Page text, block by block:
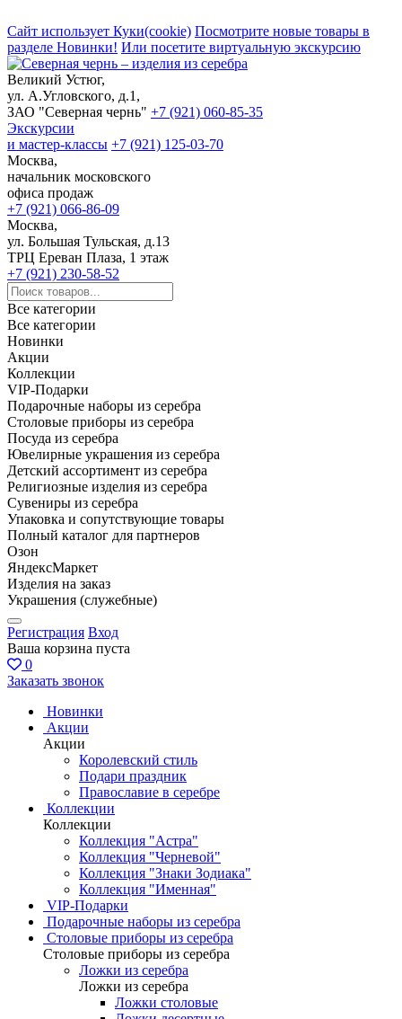
Сайт использует Куки(cookie) Посмотрите новые товары в
разделе Новинки! Или посетите виртуальную экскурсию
Великий Устюг,
ул. А.Угловского, д.1,
ЗАО "Северная чернь" +7 (921) 060-85-35
Экскурсии
и мастер-классы +7 (921) 125-03-70
Москва,
начальник московского
офиса продаж
+7 (921) 066-86-09
Москва,
ул. Большая Тульская, д.13
ТРЦ Ереван Плаза, 1 этаж
+7 (921) 230-58-52
Все категории
Все категории
Новинки
Акции
Коллекции
VIP-Подарки
Подарочные наборы из серебра
Столовые приборы из серебра
Посуда из серебра
Ювелирные украшения из серебра
Детский ассортимент из серебра
Религиозные изделия из серебра
Сувениры из серебра
Упаковка и сопутствующие товары
Полный каталог для партнеров
Озон
ЯндексМаркет
Изделия на заказ
Украшения (служебные)
Регистрация Вход
Ваша корзина пуста
0
Заказать звонок
Новинки
Акции
Акции
Королевский стиль
Подари праздник
Православие в серебре
Коллекции
Коллекции
Коллекция "Астра"
Коллекция "Черневой"
Коллекция "Знаки Зодиака"
Коллекция "Именная"
VIP-Подарки
Подарочные наборы из серебра
Столовые приборы из серебра
Столовые приборы из серебра
Ложки из серебра
Ложки из серебра
Ложки столовые